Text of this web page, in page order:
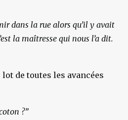
dans la rue alors qu’il y avait
la maîtresse qui nous l’a dit.
de toutes les avancées
?”